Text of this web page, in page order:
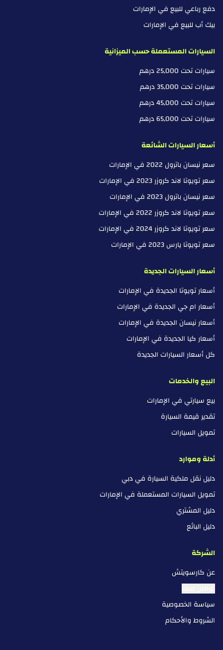
دفع رباعي للبيع في الإمارات
بيك أب للبيع في الإمارات
السيارات المستعملة حسب الميزانية
سيارات تحت 25,000 درهم
سيارات تحت 35,000 درهم
سيارات تحت 45,000 درهم
سيارات تحت 65,000 درهم
أسعار السيارات الشائعة
سعر نيسان باترول 2022 في الإمارات
سعر تويوتا لاند كروزر 2023 في الإمارات
سعر نيسان باترول 2023 في الإمارات
سعر تويوتا لاند كروزر 2022 في الإمارات
سعر تويوتا لاند كروزر 2024 في الإمارات
سعر تويوتا يارس 2023 في الإمارات
أسعار السيارات الجديدة
أسعار تويوتا الجديدة في الإمارات
أسعار ام جي الجديدة في الإمارات
أسعار نيسان الجديدة في الإمارات
أسعار كيا الجديدة في الإمارات
كل أسعار السيارات الجديدة
البيع والخدمات
بيع سيارتي في الإمارات
تقدير قيمة السيارة
تمويل السيارات
أدلة وموارد
دليل نقل ملكية السيارة في دبي
تمويل السيارات المستعملة في الإمارات
دليل المشتري
دليل البائع
الشركة
عن كارسويتش
تواصل معنا
سياسة الخصوصية
الشروط والأحكام